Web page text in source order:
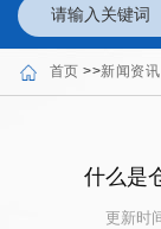
首页 >>新闻资讯
什么是
更新时